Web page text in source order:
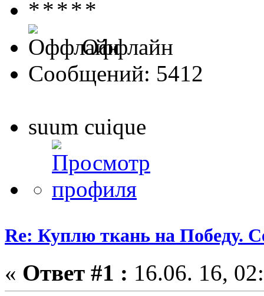
Оффлайн
Сообщений: 5412
suum cuique
Re: Куплю ткань на Победу.
« Ответ #1 : 16.06. 16,